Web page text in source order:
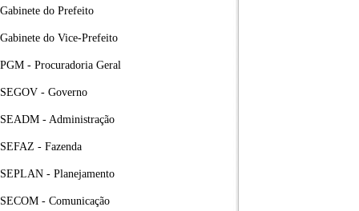
Gabinete do Prefeito
Gabinete do Vice-Prefeito
PGM - Procuradoria Geral
SEGOV - Governo
SEADM - Administração
SEFAZ - Fazenda
SEPLAN - Planejamento
SECOM - Comunicação